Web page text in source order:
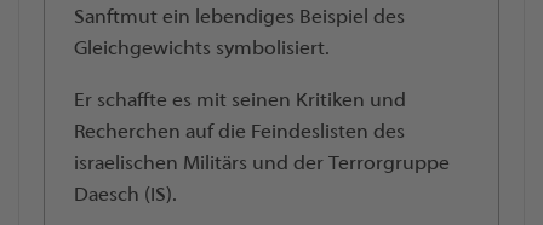
Sanftmut ein lebendiges Beispiel des
Gleichgewichts symbolisiert.
Er schaffte es mit seinen Kritiken und
Recherchen auf die Feindeslisten des
israelischen Militärs und der Terrorgruppe
Daesch (IS).